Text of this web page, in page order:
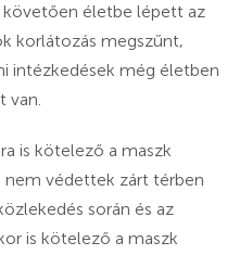
életbe lépett az
korlátozás megszűnt,
intézkedések még életben
van.
is kötelező a maszk
nem védettek zárt térben
során és az
is kötelező a maszk